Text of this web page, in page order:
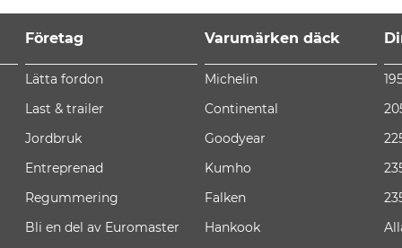
Företag
Lätta fordon
Last & trailer
Jordbruk
Entreprenad
Regummering
Bli en del av Euromaster
Varumärken däck
Michelin
Continental
Goodyear
Kumho
Falken
Hankook